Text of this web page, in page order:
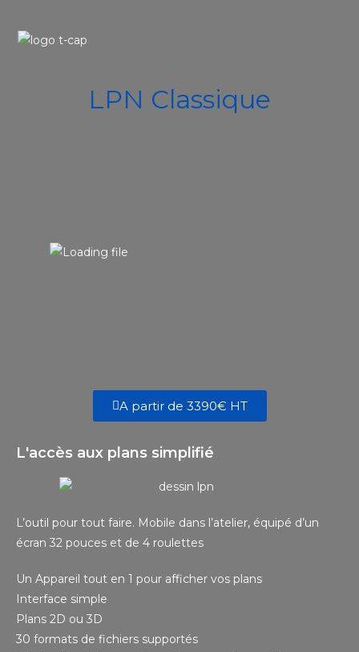
LPN Classique
A partir de 3390€ HT
L'accès aux plans simplifié
L’outil pour tout faire. Mobile dans l’atelier, équipé d’un
écran 32 pouces et de 4 roulettes
Un Appareil tout en 1 pour afficher vos plans
Interface simple
Plans 2D ou 3D
30 formats de fichiers supportés